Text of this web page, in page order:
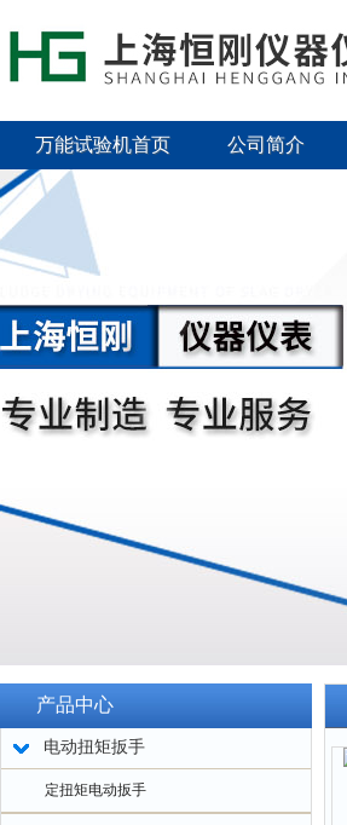
万能试验机首页 公司简介
产品中心
电动扭矩扳手
定扭矩电动扳手